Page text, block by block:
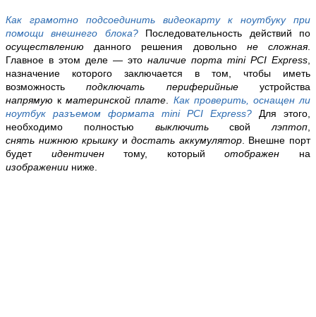
Как грамотно подсоединить видеокарту к ноутбуку при
помощи внешнего блока?Последовательность действий по
осуществлениюданного решения довольно не сложная.
Главное в этом деле — это наличие порта mini PCI Express,
назначение которого заключается в том, чтобы иметь
возможность подключать периферийныеустройства
напрямую кматеринской плате. Как проверить, оснащен ли
ноутбук разъемом формата mini PCI Express? Для этого,
необходимо полностью выключитьсвойлэптоп,
снять нижнюю крышку идостать аккумулятор. Внешне порт
будет идентичентому, которыйотображен на
изображении ниже.